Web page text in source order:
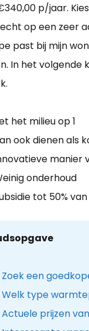
p/jaar.
op een zeer
past bij mijn
In het volgende
het milieu op 1
ook dienen als
manier
onderhoud
tot 50%
Zoek een
Welk type
Actuele prijzen